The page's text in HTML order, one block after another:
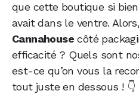
que cette boutique si
avait dans le ventre.
Cannahouse côté
efficacité ? Quels sont
est-ce qu’on vous la
tout juste en dessous ! 👇